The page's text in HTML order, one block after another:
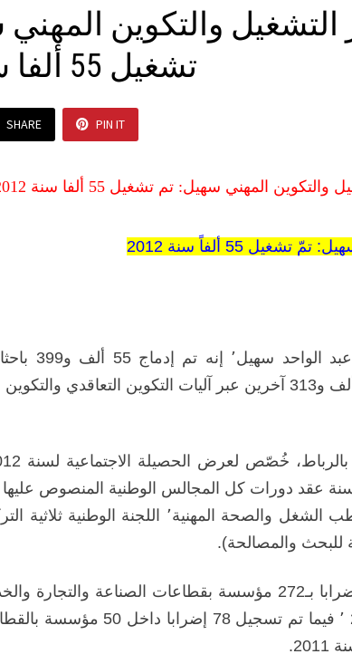
والتكوين
تشغيل 55 ألفا سنة 2012
SHARE PIN IT
المهني سهيل: تم تشغيل 55 ألفا سنة 2012
تمّ تشغيل 55 ألفاً سنة 2012
قال وزير
الماضية٬ مع تحسين قابلية تشغيل 18 ألف و313 آخرين عبر آليات التكوين
حين عرفت السنة عقد دورات كل المجالس الوطنية المنصوص
(مجلس المفاوضة الجماعية٬ مجلس طب الشغل والصحة المهنية٬